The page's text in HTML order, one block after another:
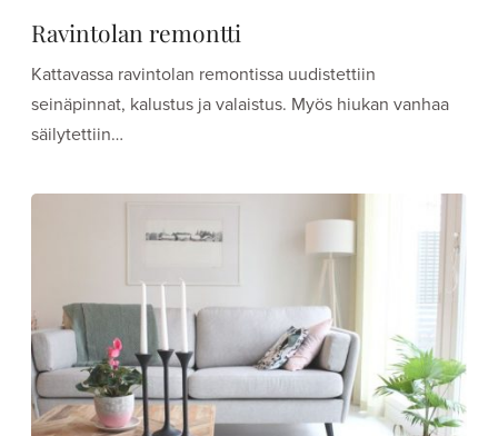
Ravintolan remontti
Kattavassa ravintolan remontissa uudistettiin
seinäpinnat, kalustus ja valaistus. Myös hiukan vanhaa
säilytettiin…